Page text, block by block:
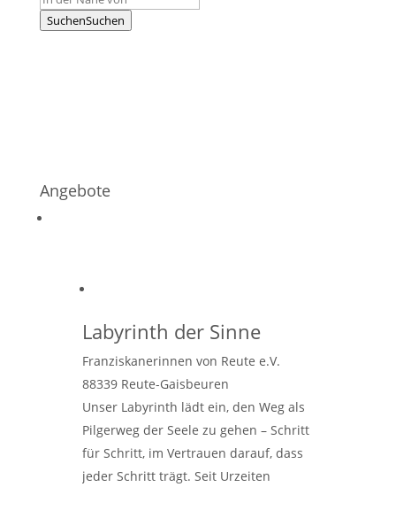
SuchenSuchen
Angebote
Labyrinth der Sinne
Franziskanerinnen von Reute e.V.
88339 Reute-Gaisbeuren
Unser Labyrinth lädt ein, den Weg als
Pilgerweg der Seele zu gehen – Schritt
für Schritt, im Vertrauen darauf, dass
jeder Schritt trägt. Seit Urzeiten